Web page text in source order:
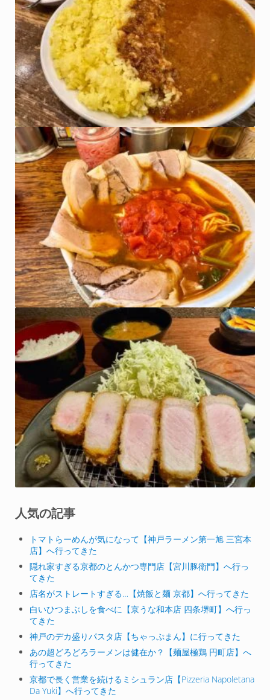
人気の記事
トマトらーめんが気になって【神戸ラーメン第一旭 三宮本
店】へ行ってきた
隠れ家すぎる京都のとんかつ専門店【宮川豚衛門】へ行っ
てきた
店名がストレートすぎる…【焼飯と麺 京都】へ行ってきた
白いひつまぶしを食べに【京うな和本店 四条堺町】へ行っ
てきた
神戸のデカ盛りパスタ店【ちゃっぷまん】に行ってきた
あの超どろどろラーメンは健在か？【麺屋極鶏 円町店】へ
行ってきた
京都で長く営業を続けるミシュラン店【Pizzeria Napoletana
Da Yuki】へ行ってきた